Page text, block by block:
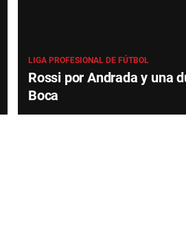
LIGA PROFESIONAL DE FÚTBOL
Rossi por Andrada y una
Boca